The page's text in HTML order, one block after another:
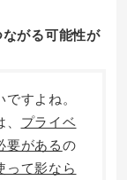
がる可能性が
すよね。
プライベ
要があるの
って影なら